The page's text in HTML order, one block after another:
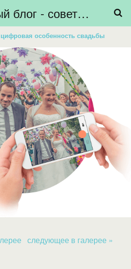
Свадебный блог - советы невестам, подготовка к свадьбе - HiBride
особенность свадьбы
следующее в галерее »